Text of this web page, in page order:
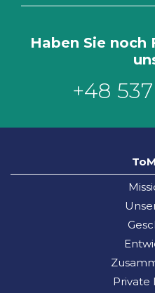
Haben Sie noch
+48
Private